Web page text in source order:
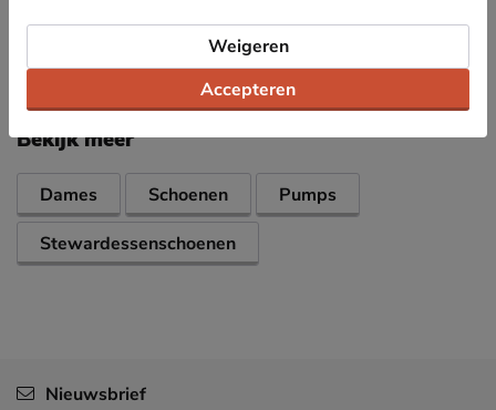
Bekijk meer
Dames Schoenen
Pumps
Stewardessenschoenen
Nieuwsbrief
Accepteren
Weigeren